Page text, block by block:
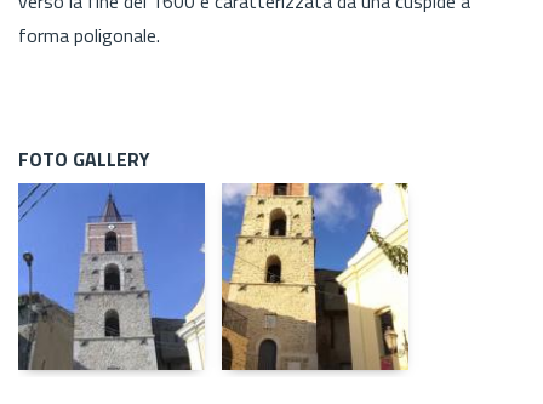
forma poligonale.
FOTO GALLERY